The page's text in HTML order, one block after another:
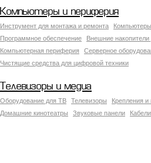
Компьютеры и периферия
Инструмент для монтажа и ремонта Компьютеры
Программное обеспечение
Внешние накопители
Компьютерная периферия
Серверное
Чистящие средства для цифровой техники
Телевизоры и медиа
Оборудование для ТВ Телевизоры Крепления
Домашние кинотеатры
Звуковые панели